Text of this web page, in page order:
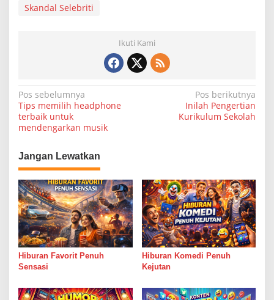
Skandal Selebriti
Ikuti Kami
N
a
v
i
g
a
s
i
p
o
s
Pos sebelumnya
Tips memilih headphone
terbaik untuk
mendengarkan musik
Pos berikutnya
Inilah Pengertian
Kurikulum Sekolah
Jangan Lewatkan
Hiburan Favorit Penuh
Sensasi
Hiburan Komedi Penuh
Kejutan